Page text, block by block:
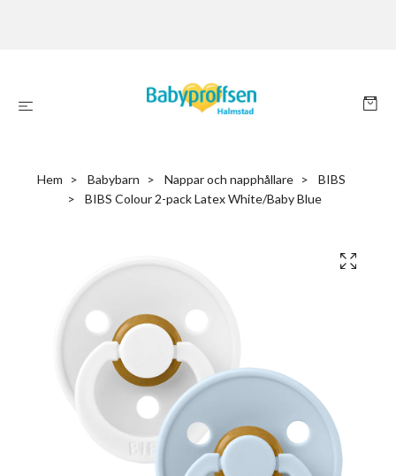
Hem Babybarn Nappar och napphållare
BIBS
BIBS Colour 2-pack Latex White/Baby Blue